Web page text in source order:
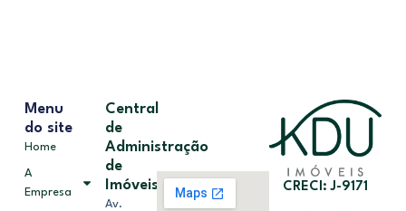
CRECI: J-9171
Menu
do site
Home
A
Empresa
Central
de
Administração
de
Imóveis
Av.